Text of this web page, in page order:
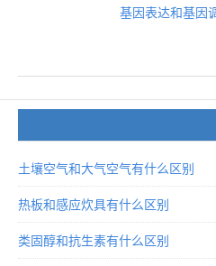
基因表达和基因
土壤空气和大气空气有什么区别
热板和感应炊具有什么区别
类固醇和抗生素有什么区别